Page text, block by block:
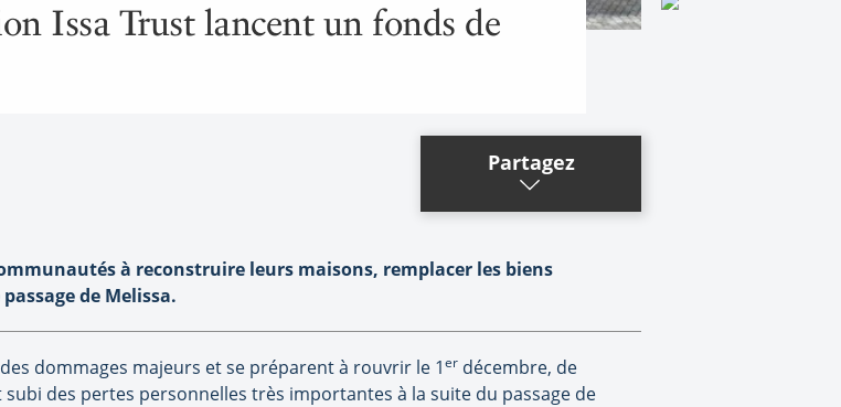
Issa Trust lancent un fonds de
Partagez
à reconstruire leurs maisons, remplacer les biens
de Melissa.
dommages majeurs et se préparent à rouvrir le 1er décembre, de
des pertes personnelles très importantes à la suite du passage de